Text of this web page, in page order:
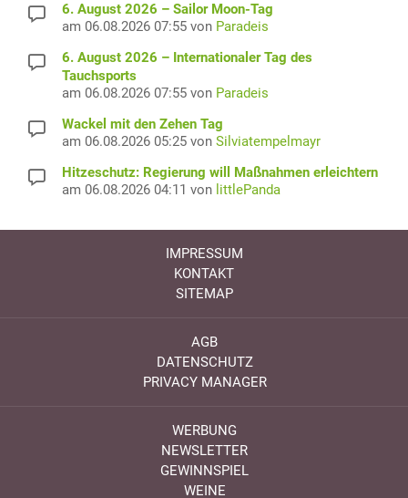
6. August 2026 – Sailor Moon-Tag
am 06.08.2026 07:55 von Paradeis
6. August 2026 – Internationaler Tag des
Tauchsports
am 06.08.2026 07:55 von Paradeis
Wackel mit den Zehen Tag
am 06.08.2026 05:25 von Silviatempelmayr
Hitzeschutz: Regierung will Maßnahmen erleichtern
am 06.08.2026 04:11 von littlePanda
IMPRESSUM
KONTAKT
SITEMAP
AGB
DATENSCHUTZ
PRIVACY MANAGER
WERBUNG
NEWSLETTER
GEWINNSPIEL
WEINE